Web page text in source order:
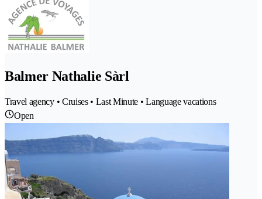
Balmer Nathalie Sàrl
Travel agency • Cruises • Last Minute • Language vacations
Open